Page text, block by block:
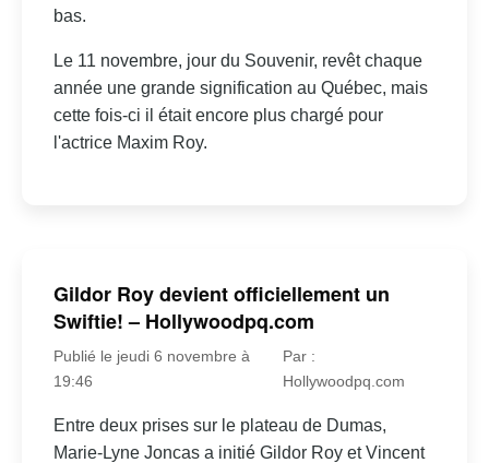
bas.
Le 11 novembre, jour du Souvenir, revêt chaque
année une grande signification au Québec, mais
cette fois-ci il était encore plus chargé pour
l'actrice Maxim Roy.
Gildor Roy devient officiellement un
Swiftie! – Hollywoodpq.com
Publié le jeudi 6 novembre à
19:46
Par :
Hollywoodpq.com
Entre deux prises sur le plateau de Dumas,
Marie-Lyne Joncas a initié Gildor Roy et Vincent